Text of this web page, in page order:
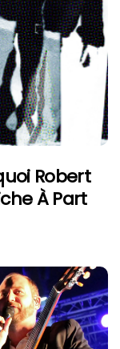
Robert
À Part